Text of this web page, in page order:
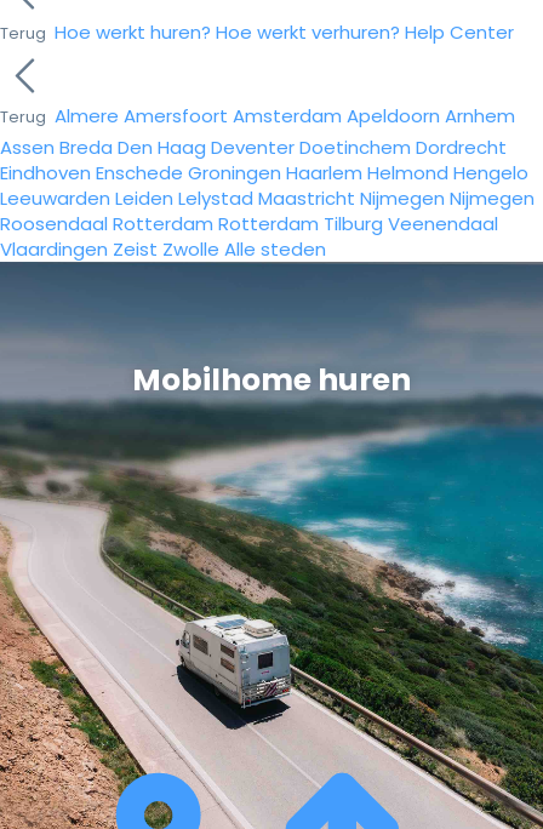
Terug Hoe werkt huren? Hoe werkt verhuren? Help Center
Terug Almere Amersfoort Amsterdam Apeldoorn Arnhem
Assen Breda Den Haag DeventerDoetinchem Dordrecht
Eindhoven Enschede Groningen Haarlem Helmond Hengelo
Leeuwarden Leiden Lelystad Maastricht Nijmegen Nijmegen
Roosendaal Rotterdam Rotterdam Tilburg Veenendaal
Vlaardingen Zeist Zwolle Alle steden
Mobilhome huren